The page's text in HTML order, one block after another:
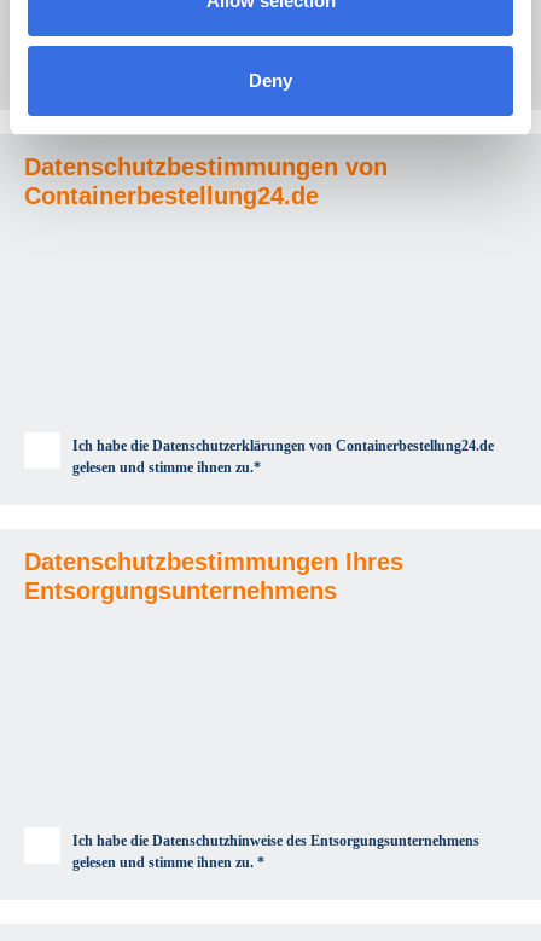
Deny
Datenschutzbestimmungen von
Containerbestellung24.de
Ich habe die Datenschutzerklärungen von Containerbestellung24.de
gelesen und stimme ihnen zu.*
Datenschutzbestimmungen Ihres
Entsorgungsunternehmens
Ich habe die Datenschutzhinweise des Entsorgungsunternehmens
gelesen und stimme ihnen zu. *